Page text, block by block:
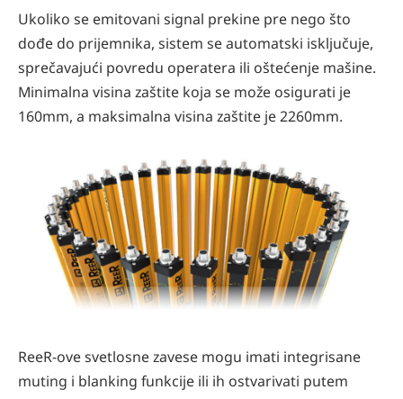
Ukoliko se emitovani signal prekine pre nego što
dođe do prijemnika, sistem se automatski isključuje,
sprečavajući povredu operatera ili oštećenje mašine.
Minimalna visina zaštite koja se može osigurati je
160mm, a maksimalna visina zaštite je 2260mm.
ReeR-ove svetlosne zavese mogu imati integrisane
muting i blanking funkcije ili ih ostvarivati putem